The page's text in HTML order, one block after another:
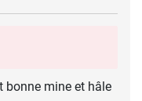
bonne mine et hâle